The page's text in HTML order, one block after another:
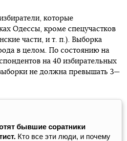
которые
Одессы, кроме спецучастков
части, и т. п.). Выборка
в целом. По состоянию на
на 40 избирательных
не должна превышать 3—
бывшие соратники
Кто все эти люди, и почему